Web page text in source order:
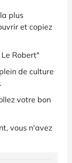
plus
et copiez
Robert"
de culture
votre bon
vous n'avez